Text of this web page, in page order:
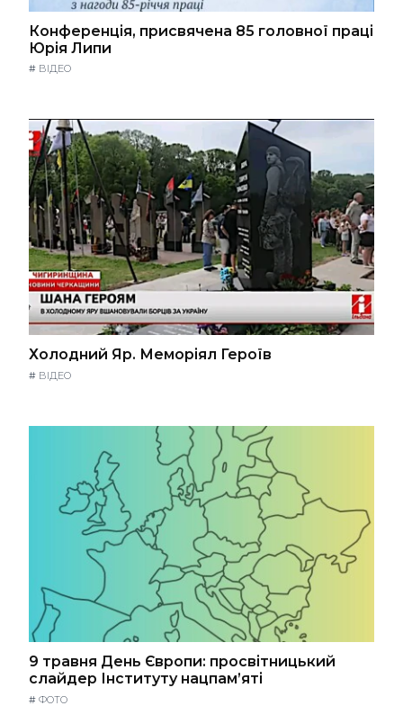
Конференція, присвячена 85 головної праці
Юрія Липи
# ВІДЕО
Холодний Яр. Меморіял Героїв
# ВІДЕО
9 травня День Європи: просвітницький
слайдер Інституту нацпам’яті
# ФОТО